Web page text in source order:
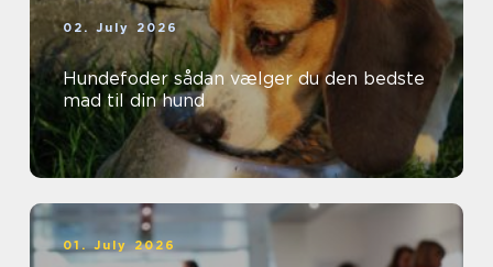
02. July 2026
Hundefoder sådan vælger du den bedste
mad til din hund
01. July 2026